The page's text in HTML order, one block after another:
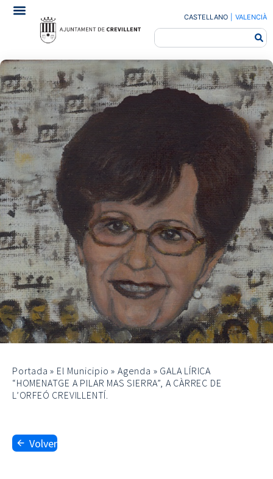
CASTELLANO VALENCIÀ
Portada » El Municipio »Agenda » GALA LÍRICA
“HOMENATGE A PILAR MAS SIERRA”, A CÀRREC DE
L’ORFEÓ CREVILLENTÍ.
Volver